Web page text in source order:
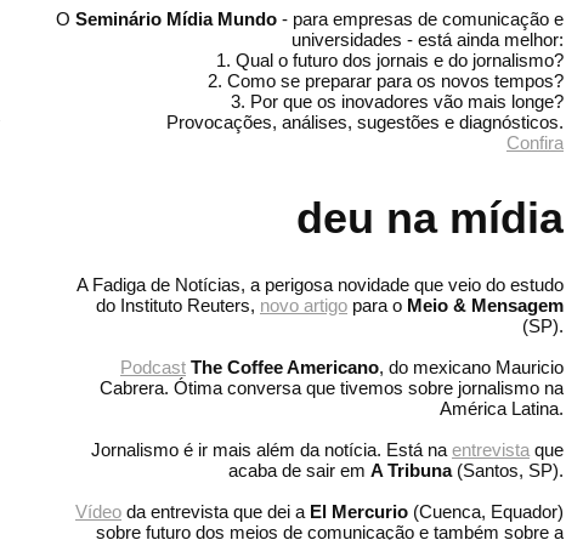
O Seminário Mídia Mundo - para empresas de comunicação e
universidades - está ainda melhor:
1. Qual o futuro dos jornais e do jornalismo?
2. Como se preparar para os novos tempos?
3. Por que os inovadores vão mais longe?
Provocações, análises, sugestões e diagnósticos.
Confira
deu na mídia
A Fadiga de Notícias, a perigosa novidade que veio do estudo
do Instituto Reuters, novo artigo para o Meio & Mensagem
(SP).
Podcast The Coffee Americano, do mexicano Mauricio
Cabrera. Ótima conversa que tivemos sobre jornalismo na
América Latina.
Jornalismo é ir mais além da notícia. Está na entrevista que
acaba de sair em A Tribuna(Santos, SP).
Vídeo da entrevista que dei a El Mercurio (Cuenca, Equador)
sobre futuro dos meios de comunicação e também sobre a